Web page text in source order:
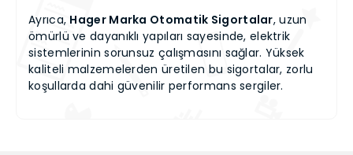
Ayrıca, Hager Marka Otomatik Sigortalar, uzun
ömürlü ve dayanıklı yapıları sayesinde, elektrik
sistemlerinin sorunsuz çalışmasını sağlar. Yüksek
kaliteli malzemelerden üretilen bu sigortalar, zorlu
koşullarda dahi güvenilir performans sergiler.